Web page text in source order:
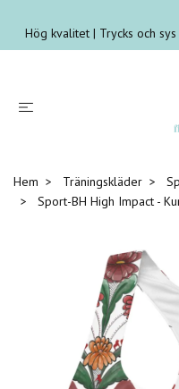
Hög kvalitet | Trycks och
Hem Träningskläder
Sport-BH High Impact -